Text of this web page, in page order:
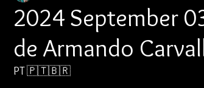
2024 September
de Armando
PT 🇵🇹🇧🇷